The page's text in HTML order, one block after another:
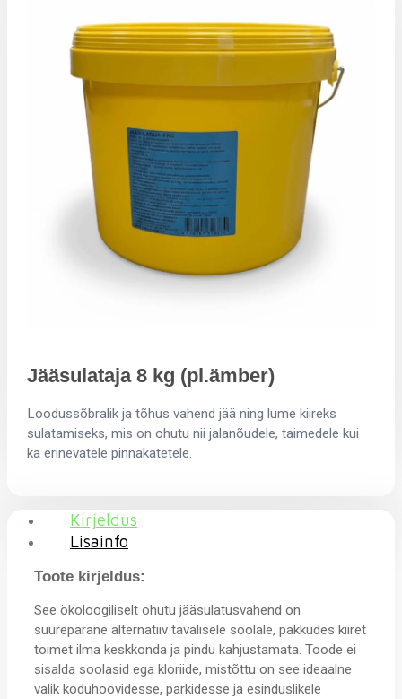
Jääsulataja 8 kg (pl.ämber)
Loodussõbralik ja tõhus vahend jää ning lume kiireks
sulatamiseks, mis on ohutu nii jalanõudele, taimedele kui
ka erinevatele pinnakatetele.
Kirjeldus
Lisainfo
Toote kirjeldus:
See ökoloogiliselt ohutu jääsulatusvahend on
suurepärane alternatiiv tavalisele soolale, pakkudes kiiret
toimet ilma keskkonda ja pindu kahjustamata. Toode ei
sisalda soolasid ega kloriide, mistõttu on see ideaalne
valik koduhoovidesse, parkidesse ja esinduslikele